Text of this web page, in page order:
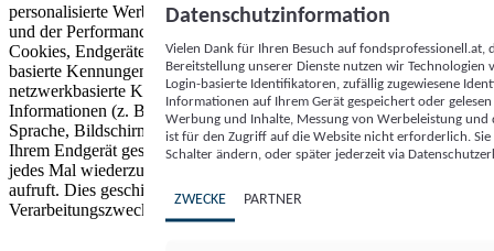
personalisierte Werbung und Inhalte, Messung von Werbeleistung
und der Performance von Inhalten sowie Zielgruppenforschung.
Cookies, Endgeräte- oder ähnliche Online-Kennungen (z. B. login-
basierte Kennungen, zufällig generierte Kennungen,
netzwerkbasierte Kennungen) können zusammen mit anderen
Informationen (z. B. Browsertyp und Browserinformationen,
Sprache, Bildschirmgröße, unterstützte Technologien usw.) auf
Ihrem Endgerät gespeichert oder von dort ausgelesen werden, um es
jedes Mal wiederzuerkennen, wenn es eine App oder einer Webseite
aufruft. Dies geschieht für einen oder mehrere der hier aufgeführten
Verarbeitungszwecke.
Datenschutzinformation
Vielen Dank für Ihren Besuch auf
Bereitstellung unserer Dienste nutzen wir Technologien
Login-basierte Identifikatoren, zufällig zugewiesene
Informationen auf Ihrem Gerät gespeichert oder
Werbung und Inhalte, Messung von Werbeleistung
ist für den Zugriff auf die Website nicht erforderlich.
Schalter ändern, oder später jederzeit via
ZWECKE PARTNER